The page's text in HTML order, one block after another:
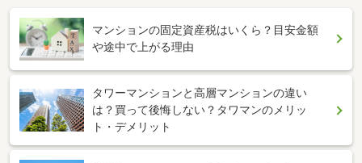
マンションの固定資産税はいくら？目安金額
や途中で上がる理由
タワーマンションと高層マンションの違い
は？買って後悔しない？タワマンのメリッ
ト・デメリット